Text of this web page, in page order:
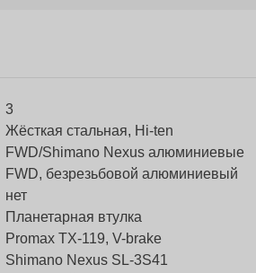
3
Жёcткая стальная, Hi-ten
FWD/Shimano Nexus алюминиевые
FWD, безрезьбовой алюминиевый
нет
Планетарная втулка
Promax TX-119, V-brake
Shimano Nexus SL-3S41